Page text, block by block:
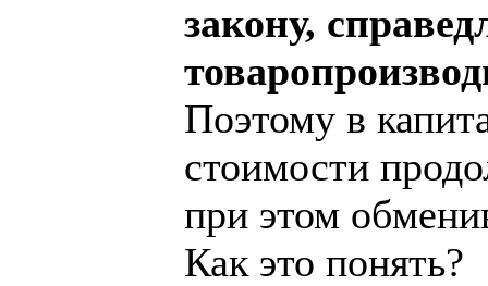
закону,
Поэтому в
стоимости
при этом
Как это понять?